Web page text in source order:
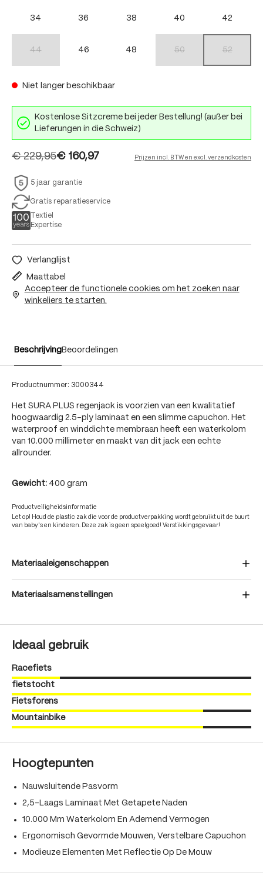
34 36 38 40 42
44 46 48 50 52
Niet langer beschikbaar
Kostenlose Sitzcreme bei jeder Bestellung! (außer bei
Lieferungen in die Schweiz)
€ 160,97
€ 229,95 Prijzen incl. BTW en excl. verzendkosten
5 jaar garantie
Gratis reparatieservice
Textiel
Expertise
Verlanglijst
Maattabel
Accepteer de functionele cookies om het zoeken naar
winkeliers te starten.
BeschrijvingBeoordelingen
Productnummer: 3000344
Het SURA PLUS regenjack is voorzien van een kwalitatief
hoogwaardig 2.5-ply laminaat en een slimme capuchon. Het
waterproof en winddichte membraan heeft een waterkolom
van 10.000 millimeter en maakt van dit jack een echte
allrounder.
Gewicht: 400 gram
Productveiligheidsinformatie
Let op! Houd de plastic zak die voor de productverpakking wordt gebruikt uit de buurt
van baby's en kinderen. Deze zak is geen speelgoed! Verstikkingsgevaar!
Materiaaleigenschappen
Materiaalsamenstellingen
Ideaal gebruik
Racefiets
fietstocht
Fietsforens
Mountainbike
Hoogtepunten
Nauwsluitende Pasvorm
2,5-Laags Laminaat Met Getapete Naden
10.000 Mm Waterkolom En Ademend Vermogen
Ergonomisch Gevormde Mouwen, Verstelbare Capuchon
Modieuze Elementen Met Reflectie Op De Mouw